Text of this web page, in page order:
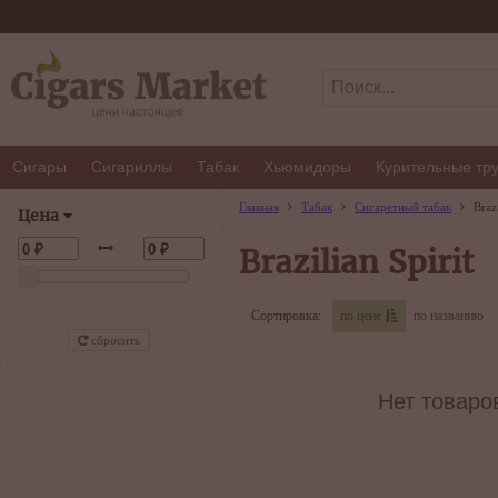
Сигары Сигариллы Табак Хьюмидоры Курительные
Цена
сбросить
Главная Табак Сигаретный табак
Brazilian Spirit
Сортировка: по цене по названию
Нет